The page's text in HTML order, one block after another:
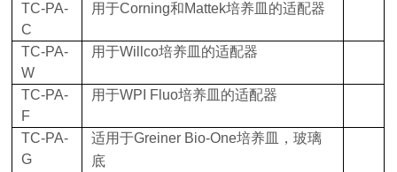
TC-PA-
C
用于Corning和Mattek培养皿的适配器
TC-PA-
W
用于Willco培养皿的适配器
TC-PA-
F
用于WPI Fluo培养皿的适配器
TC-PA-
G
适用于Greiner Bio-One培养皿，玻璃
底